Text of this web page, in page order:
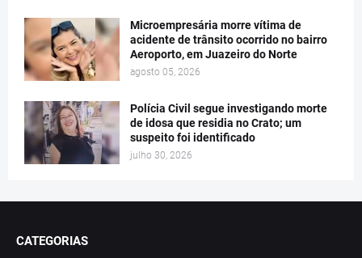
Microempresária morre vítima de
acidente de trânsito ocorrido no bairro
Aeroporto, em Juazeiro do Norte
agosto 05, 2026
Polícia Civil segue investigando morte
de idosa que residia no Crato; um
suspeito foi identificado
julho 30, 2026
CATEGORIAS